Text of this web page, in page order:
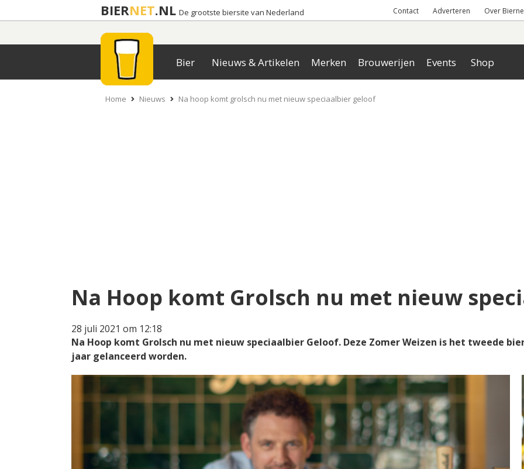
BIERNET.NL De grootste biersite van Nederland Contact Adverteren Over
Bier Nieuws & Artikelen Merken Brouwerijen Events Shop
Home Nieuws Na hoop komt grolsch nu met nieuw speciaalbier geloof
Na Hoop komt Grolsch nu met nieuw
28 juli 2021 om 12:18
Na Hoop komt Grolsch nu met nieuw speciaalbier Geloof. Deze Zomer Weizen is het tweede
jaar gelanceerd worden.